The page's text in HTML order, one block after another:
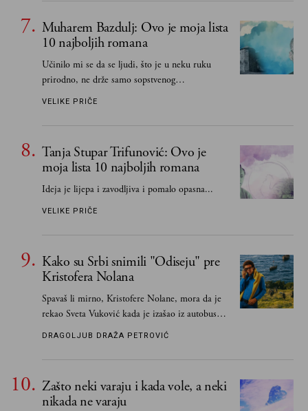
Muharem Bazdulj: Ovo je moja lista
10 najboljih romana
Učinilo mi se da se ljudi, što je u neku ruku
prirodno, ne drže samo sopstvenog
senzibiliteta... Pokušao sam (biće, samo
VELIKE PRIČE
Tanja Stupar Trifunović: Ovo je
moja lista 10 najboljih romana
Ideja je lijepa i zavodljiva i pomalo opasna...
VELIKE PRIČE
Kako su Srbi snimili "Odiseju" pre
Kristofera Nolana
Spavaš li mirno, Kristofere Nolane, mora da je
rekao Sveta Vuković kada je izašao iz autobusa i
čim je stigao kući pozvao Vojkana
DRAGOLJUB DRAŽA PETROVIĆ
Zašto neki varaju i kada vole, a neki
nikada ne varaju